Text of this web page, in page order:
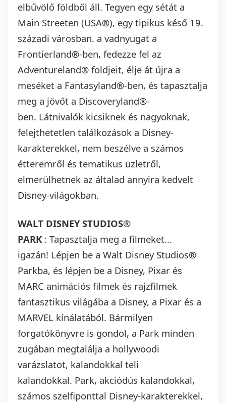
elbűvölő földből áll. Tegyen egy sétát a
Main Streeten (USA®), egy tipikus késő 19.
századi városban. a vadnyugat a
Frontierland®-ben, fedezze fel az
Adventureland® földjeit, élje át újra a
meséket a Fantasyland®-ben, és tapasztalja
meg a jövőt a Discoveryland®-
ben. Látnivalók kicsiknek és nagyoknak,
felejthetetlen találkozások a Disney-
karakterekkel, nem beszélve a számos
étteremről és tematikus üzletről,
elmerülhetnek az általad annyira kedvelt
Disney-világokban.
WALT DISNEY STUDIOS®
PARK : Tapasztalja meg a filmeket...
igazán! Lépjen be a Walt Disney Studios®
Parkba, és lépjen be a Disney, Pixar és
MARC animációs filmek és rajzfilmek
fantasztikus világába a Disney, a Pixar és a
MARVEL kínálatából. Bármilyen
forgatókönyvre is gondol, a Park minden
zugában megtalálja a hollywoodi
varázslatot, kalandokkal teli
kalandokkal. Park, akciódús kalandokkal,
számos szelfiponttal Disney-karakterekkel,